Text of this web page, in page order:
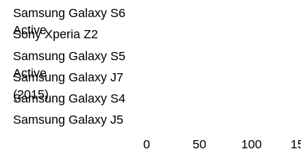
Samsung Galaxy J5
Samsung Galaxy S4
Samsung Galaxy J7
(2015)
Samsung Galaxy S5
Active
Sony Xperia Z2
Samsung Galaxy S6
Active
0 50 100